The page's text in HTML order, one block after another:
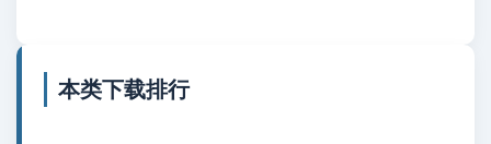
本类下载排行